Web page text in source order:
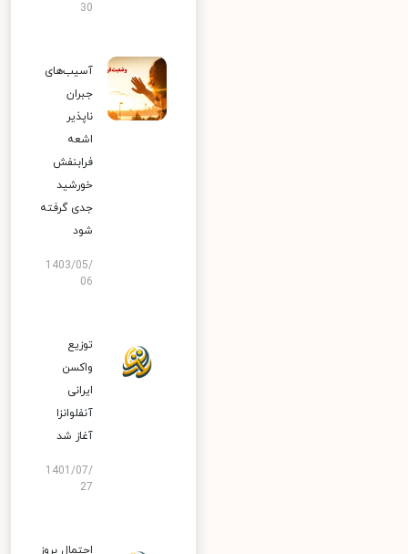
30
آسیب‌های
جبران
ناپذیر
اشعه
فرابنفش
خورشید
جدی گرفته
شود
1403/05/
06
توزیع
واکسن
ایرانی
آنفلوانزا
آغاز شد
1401/07/
27
احتمال بروز